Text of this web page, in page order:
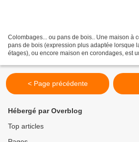
Colombages... ou pans de bois.. Une maison à
pans de bois (expression plus adaptée lorsque
étages), ou encore maison en corondages, est
< Page précédente
Hébergé par Overblog
Top articles